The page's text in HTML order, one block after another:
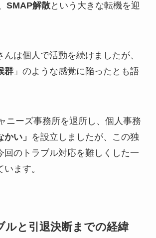
SMAP解散という大きな転機を迎
んは個人で活動を続けましたが、
群」のような感覚に陥ったとも語
ニーズ事務所を退所し、個人事務
い」 を設立しましたが、この独
回のトラブル対応を難しくした一
ます。
ルと引退決断までの経緯